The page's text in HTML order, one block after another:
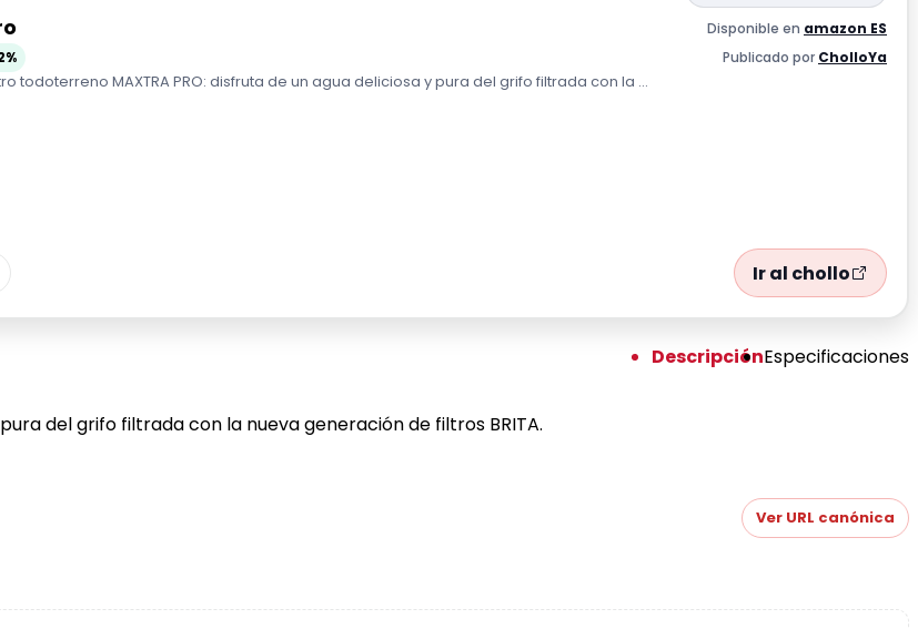
Disponible en amazon ES
Publicado por CholloYa
todoterreno MAXTRA PRO: disfruta de un agua deliciosa y pura del grifo filtrada con la ...
Ir al chollo
DescripciónEspecificaciones
del grifo filtrada con la nueva generación de filtros BRITA.
Ver URL canónica